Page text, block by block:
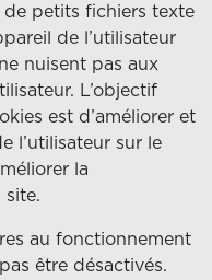
petits fichiers texte
de l’utilisateur
nuisent pas aux
L’objectif
est d’améliorer et
l’utilisateur sur le
la
au fonctionnement
être désactivés.